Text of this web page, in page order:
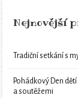
Nejnovější
Tradiční setkání s
Pohádkový Den
a soutěžemi